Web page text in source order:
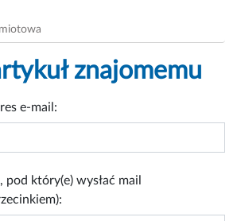
znajomemu
e-mail:
pod który(e) wysłać mail